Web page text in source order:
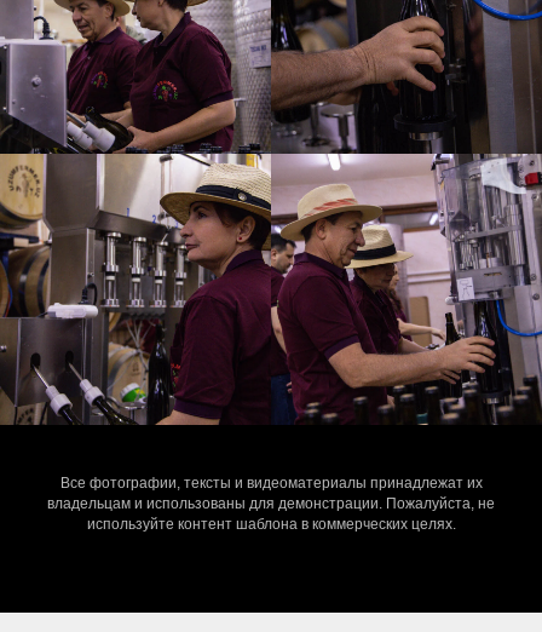
Все фотографии, тексты и видеоматериалы принадлежат их
владельцам и использованы для демонстрации. Пожалуйста, не
используйте контент шаблона в коммерческих целях.